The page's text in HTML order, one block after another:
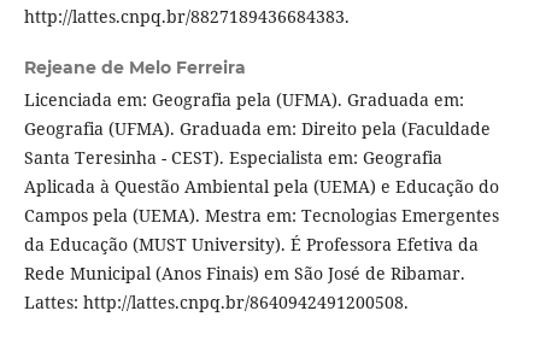
http://lattes.cnpq.br/8827189436684383.
Rejeane de Melo Ferreira
Licenciada em: Geografia pela (UFMA). Graduada em:
Geografia (UFMA). Graduada em: Direito pela (Faculdade
Santa Teresinha - CEST). Especialista em: Geografia
Aplicada à Questão Ambiental pela (UEMA) e Educação do
Campos pela (UEMA). Mestra em: Tecnologias Emergentes
da Educação (MUST University). É Professora Efetiva da
Rede Municipal (Anos Finais) em São José de Ribamar.
Lattes: http://lattes.cnpq.br/8640942491200508.